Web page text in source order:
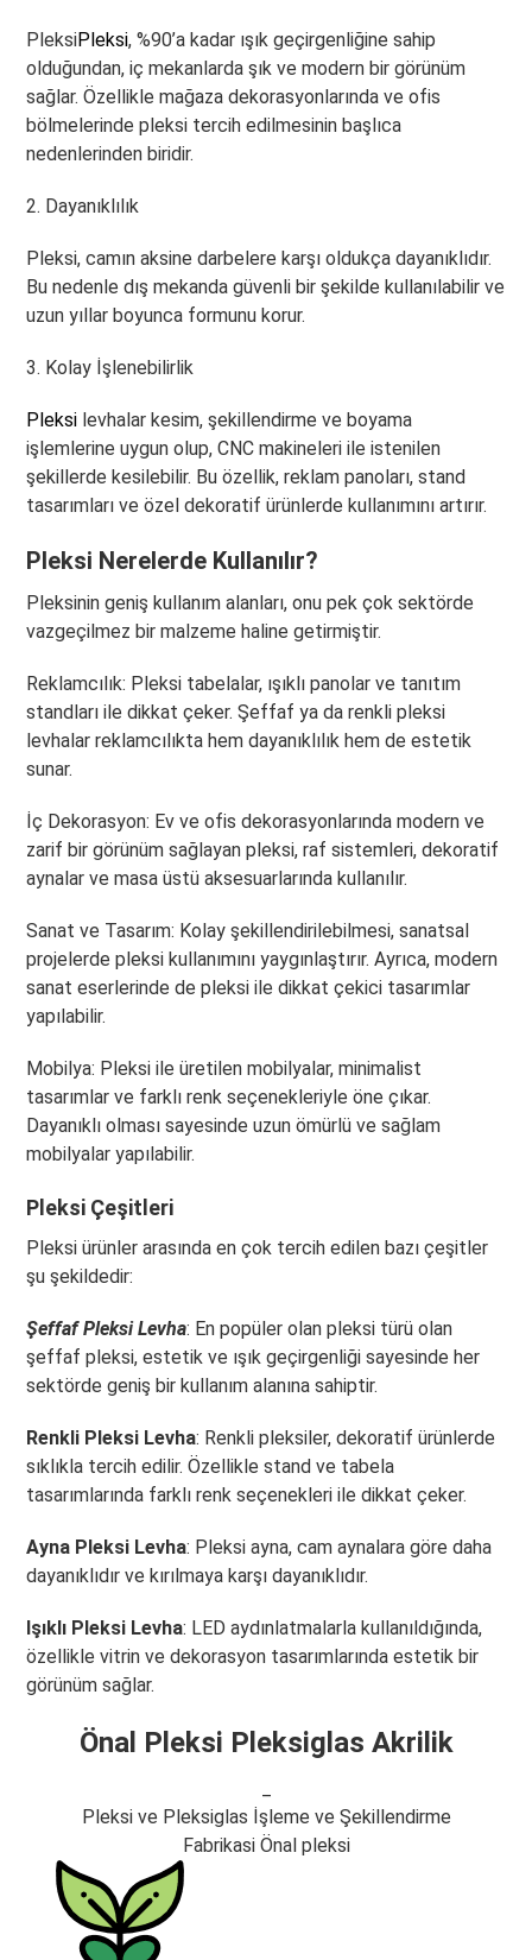
PleksiPleksi, %90’a kadar ışık geçirgenliğine sahip
olduğundan, iç mekanlarda şık ve modern bir görünüm
sağlar. Özellikle mağaza dekorasyonlarında ve ofis
bölmelerinde pleksi tercih edilmesinin başlıca
nedenlerinden biridir.
2. Dayanıklılık
Pleksi, camın aksine darbelere karşı oldukça dayanıklıdır.
Bu nedenle dış mekanda güvenli bir şekilde kullanılabilir ve
uzun yıllar boyunca formunu korur.
3. Kolay İşlenebilirlik
Pleksi levhalar kesim, şekillendirme ve boyama
işlemlerine uygun olup, CNC makineleri ile istenilen
şekillerde kesilebilir. Bu özellik, reklam panoları, stand
tasarımları ve özel dekoratif ürünlerde kullanımını artırır.
Pleksi Nerelerde Kullanılır?
Pleksinin geniş kullanım alanları, onu pek çok sektörde
vazgeçilmez bir malzeme haline getirmiştir.
Reklamcılık: Pleksi tabelalar, ışıklı panolar ve tanıtım
standları ile dikkat çeker. Şeffaf ya da renkli pleksi
levhalar reklamcılıkta hem dayanıklılık hem de estetik
sunar.
İç Dekorasyon: Ev ve ofis dekorasyonlarında modern ve
zarif bir görünüm sağlayan pleksi, raf sistemleri, dekoratif
aynalar ve masa üstü aksesuarlarında kullanılır.
Sanat ve Tasarım: Kolay şekillendirilebilmesi, sanatsal
projelerde pleksi kullanımını yaygınlaştırır. Ayrıca, modern
sanat eserlerinde de pleksi ile dikkat çekici tasarımlar
yapılabilir.
Mobilya: Pleksi ile üretilen mobilyalar, minimalist
tasarımlar ve farklı renk seçenekleriyle öne çıkar.
Dayanıklı olması sayesinde uzun ömürlü ve sağlam
mobilyalar yapılabilir.
Pleksi Çeşitleri
Pleksi ürünler arasında en çok tercih edilen bazı çeşitler
şu şekildedir:
Şeffaf Pleksi Levha: En popüler olan pleksi türü olan
şeffaf pleksi, estetik ve ışık geçirgenliği sayesinde her
sektörde geniş bir kullanım alanına sahiptir.
Renkli Pleksi Levha: Renkli pleksiler, dekoratif ürünlerde
sıklıkla tercih edilir. Özellikle stand ve tabela
tasarımlarında farklı renk seçenekleri ile dikkat çeker.
Ayna Pleksi Levha: Pleksi ayna, cam aynalara göre daha
dayanıklıdır ve kırılmaya karşı dayanıklıdır.
Işıklı Pleksi Levha: LED aydınlatmalarla kullanıldığında,
özellikle vitrin ve dekorasyon tasarımlarında estetik bir
görünüm sağlar.
Önal Pleksi Pleksiglas Akrilik
Pleksi ve Pleksiglas İşleme ve Şekillendirme
Fabrikasi Önal pleksi